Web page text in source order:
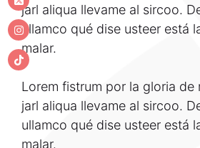
jarl aliqua llevame al sircoo.
ullamco qué dise usteer está
malar.
Lorem fistrum por la gloria de
jarl aliqua llevame al sircoo.
ullamco qué dise usteer está
malar.